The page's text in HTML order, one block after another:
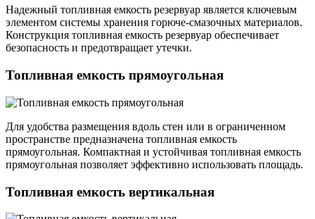
Надежный топливная емкость резервуар является ключевым
элементом системы хранения горюче-смазочных материалов.
Конструкция топливная емкость резервуар обеспечивает
безопасность и предотвращает утечки.
Топливная емкость прямоугольная
Для удобства размещения вдоль стен или в ограниченном
пространстве предназначена топливная емкость
прямоугольная. Компактная и устойчивая топливная емкость
прямоугольная позволяет эффективно использовать площадь.
Топливная емкость вертикальная